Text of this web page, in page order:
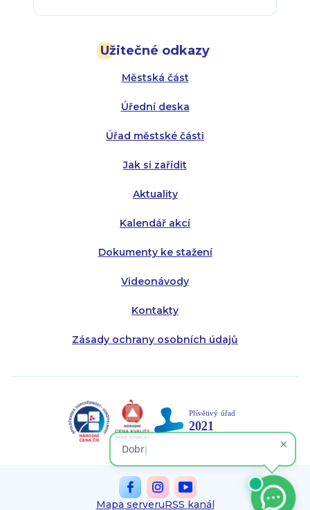
Užitečné odkazy
Městská část
Úřední deska
Úřad městské části
Jak si zařídit
Aktuality
Kalendář akcí
Dokumenty ke stažení
Videonávody
Kontakty
Zásady ochrany osobních údajů
Úterý:
Středa:
Čtvrtek:
Pátek:
Úterý:
Středa:
Čtvrtek:
Mapa serveruRSS kanál